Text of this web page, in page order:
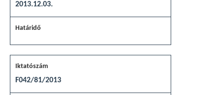
2013.12.03.
F042/81/2013